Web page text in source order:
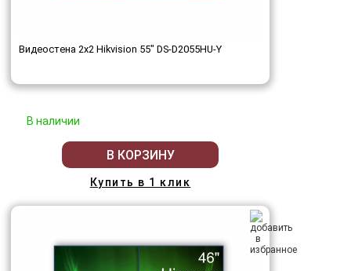
Видеостена 2x2 Hikvision 55" DS-D2055HU-Y
В наличии
В КОРЗИНУ
Купить в 1 клик